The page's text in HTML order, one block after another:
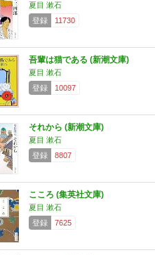
夏目 漱石
登録
11730
吾輩は猫である (新潮文庫)
夏目 漱石
登録
10097
それから (新潮文庫)
夏目 漱石
登録
8807
こころ (集英社文庫)
夏目 漱石
登録
7625